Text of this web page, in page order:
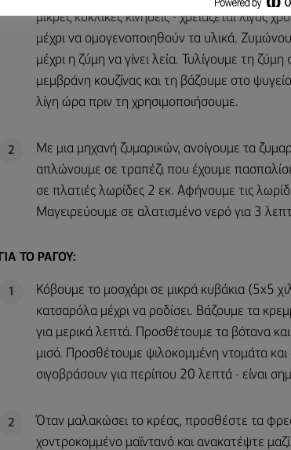
μικρές κυκλικές κινήσεις - χρειάζεται λίγος
μέχρι να ομογενοποιηθούν τα υλικά.
μέχρι η ζύμη να γίνει λεία. Τυλίγουμε τη ζύμη
μεμβράνη κουζίνας και τη βάζουμε στο
λίγη ώρα πριν τη χρησιμοποιήσουμε.
2
Με μια μηχανή ζυμαρικών, ανοίγουμε τα
απλώνουμε σε τραπέζι που έχουμε
σε πλατιές λωρίδες 2 εκ. Αφήνουμε τις
Μαγειρεύουμε σε αλατισμένο νερό για 3
ΓΙΑ ΤΟ ΡΑΓΟΎ:
1
Κόβουμε το μοσχάρι σε μικρά κυβάκια (5x5
κατσαρόλα μέχρι να ροδίσει. Βάζουμε τα
για μερικά λεπτά. Προσθέτουμε τα βότανα
μισό. Προσθέτουμε ψιλοκομμένη ντομάτα
σιγοβράσουν για περίπου 20 λεπτά - είναι
2
Όταν μαλακώσει το κρέας, προσθέστε τα
χοντροκομμένο μαϊντανό και ανακατέψτε